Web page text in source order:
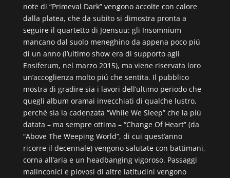
note di “Primeval Dark” vengono accolte con calore
dalla platea, che da subito si dimostra pronta a
seguire il quartetto di Joensuu: gli Insomnium
mancano dal suolo meneghino da appena poco piú
di un anno (l’ultimo show era di supporto agli
Ensiferum, nel marzo 2015), ma viene riservata loro
un’accoglienza molto piú che sentita. Il pubblico
mostra di gradire sia i lavori dell’ultimo periodo che
quegli album oramai invecchiati di qualche lustro,
perché sia la cadenzata “While We Sleep” che la piú
datata – ma sempre ottima – “Change Of Heart” (da
“Above The Weeping World”, di cui quest’anno
ricorre il decennale) vengono salutate con battimani,
corna all’aria e un headbanging vigoroso. Passaggi
malinconici e piovosi di altre latitudini vengono